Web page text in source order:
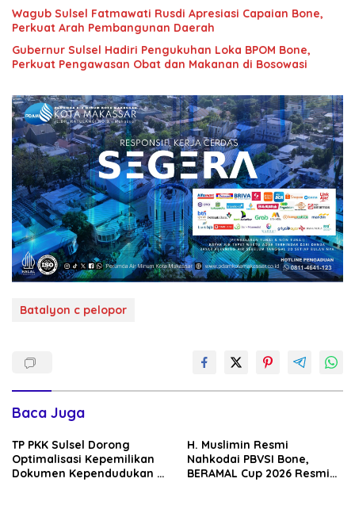
Wagub Sulsel Fatmawati Rusdi Apresiasi Capaian Bone,
Perkuat Arah Pembangunan Daerah
Gubernur Sulsel Hadiri Pengukuhan Loka BPOM Bone,
Perkuat Pengawasan Obat dan Makanan di Bosowasi
Batalyon c pelopor
Baca Juga
TP PKK Sulsel Dorong
Optimalisasi Kepemilikan
Dokumen Kependudukan di
H. Muslimin Resmi
Nahkodai PBVSI Bone,
BERAMAL Cup 2026 Resmi